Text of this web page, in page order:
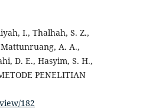
I., Thalhah, S. Z.,
A. A.,
D. E., Hasyim, S. H.,
PENELITIAN
182